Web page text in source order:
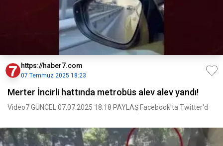
https://haber7.com
07 Temmuz 2025 18:23
Merter İncirli hattında metrobüs alev alev yandı!
Video7 GÜNCEL 07.07.2025 18:18 PAYLAŞ Facebook'ta Twitter'd